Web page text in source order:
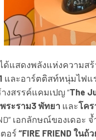
แสดงพลังแห่งความส
และอาร์ตติสท์หนุ่มไฟแ
งสรรค์แคมเปญ “The
ระราม3 พัทยา และโค
เอกลักษณ์ของเด
อร์ “FIRE FRIEND ในถ้